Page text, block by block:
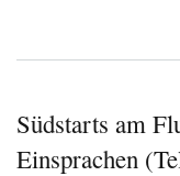
Südstarts am
Einsprachen